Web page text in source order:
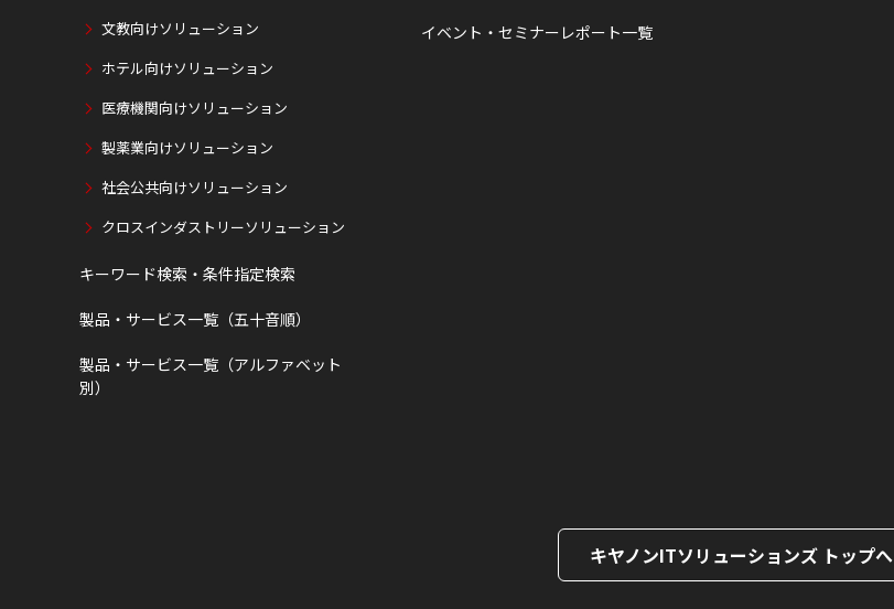
文教向けソリューション
ホテル向けソリューション
医療機関向けソリューション
製薬業向けソリューション
社会公共向けソリューション
クロスインダストリーソリューション
キーワード検索・条件指定検索
製品・サービス一覧（五十音順）
製品・サービス一覧（アルファベット
別）
イベント・セミナーレポート一覧
キヤノンITソリューションズ トップへ